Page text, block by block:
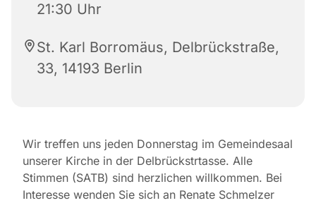
21:30 Uhr
St. Karl Borromäus, Delbrückstraße,
33, 14193 Berlin
Wir treffen uns jeden Donnerstag im Gemeindesaal
unserer Kirche in der Delbrückstrtasse. Alle
Stimmen (SATB) sind herzlichen willkommen. Bei
Interesse wenden Sie sich an Renate Schmelzer